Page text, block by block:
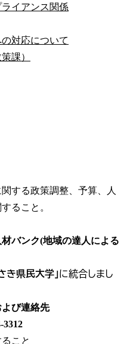
イアンス関係
対応について
課）
する政策調整、予算、人
ること。
バンク(地域の達人による
き県民大学」に統合しまし
び連絡先
こと